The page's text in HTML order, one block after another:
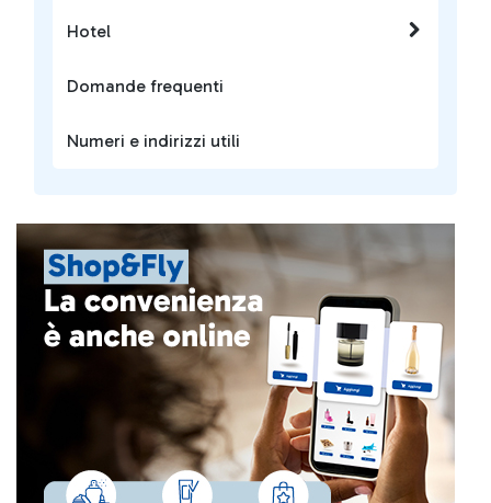
Hotel
Domande frequenti
Numeri e indirizzi utili